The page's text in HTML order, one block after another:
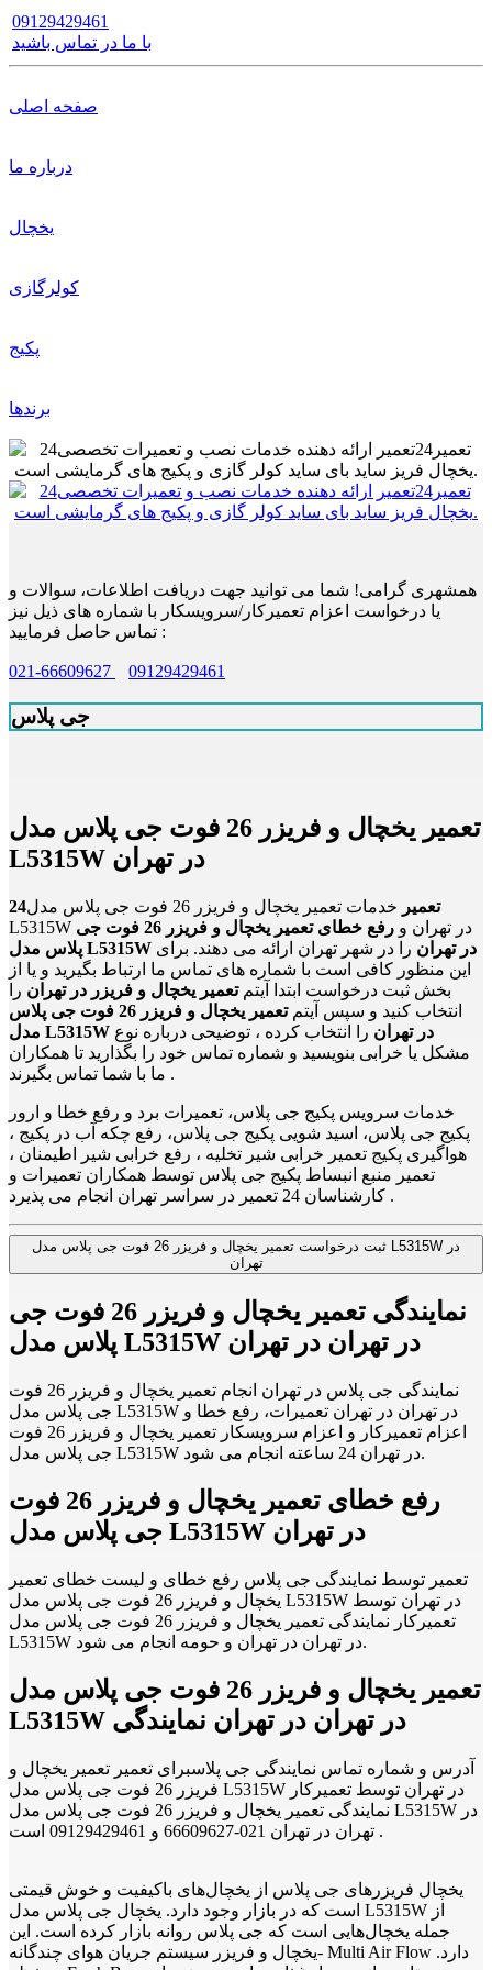
09129429461
با ما در تماس باشید
صفحه اصلی
درباره ما
یخچال
کولرگازی
پکیج
برندها
همشهری گرامی! شما می توانید جهت دریافت اطلاعات، سوالات و
یا درخواست اعزام تعمیرکار/سرویسکار با شماره های ذیل نیز
تماس حاصل فرمایید :
021-66609627 09129429461
جی پلاس
تعمیر یخچال و فریزر 26 فوت جی پلاس مدل
L5315W در تهران
24تعمیر
خدمات تعمیر یخچال و فریزر 26 فوت جی پلاس مدل
L5315W در تهران و
رفع خطای تعمیر یخچال و فریزر 26 فوت جی
پلاس مدل L5315W در تهران را در شهر تهران ارائه می دهند. برای
این منظور کافی است با شماره های تماس ما ارتباط بگیرید و یا از
بخش ثبت درخواست ابتدا آیتمتعمیر یخچال و فریزر در تهران را
انتخاب کنید و سپس آیتم
تعمیر یخچال و فریزر 26 فوت جی پلاس
مدل L5315W در تهران را انتخاب کرده ، توضیحی درباره نوع
مشکل یا خرابی بنویسید و شماره تماس خود را بگذارید تا همکاران
ما با شما تماس بگیرند .
خدمات سرویس پکیج جی پلاس، تعمیرات برد و رفع خطا و ارور
پکیج جی پلاس، اسید شویی پکیج جی پلاس، رفع چکه آب در پکیج ،
هواگیری پکیج تعمیر خرابی شیر تخلیه ، رفع خرابی شیر اطیمنان ،
تعمیر منبع انبساط پکیج جی پلاس توسط همکاران تعمیرات و
کارشناسان 24 تعمیر در سراسر تهران انجام می پذیرد .
ثبت درخواست تعمیر یخچال و فریزر 26 فوت جی پلاس مدل L5315W در
تهران
نمایندگی تعمیر یخچال و فریزر 26 فوت جی
پلاس مدل L5315W در تهران در تهران
نمایندگی جی پلاس در تهران انجام تعمیر یخچال و فریزر 26 فوت
جی پلاس مدل L5315W در تهران در تهران تعمیرات، رفع خطا و
اعزام تعمیرکار و اعزام سرویسکار تعمیر یخچال و فریزر 26 فوت
جی پلاس مدل L5315W در تهران 24 ساعته انجام می شود.
رفع خطای تعمیر یخچال و فریزر 26 فوت
جی پلاس مدل L5315W در تهران
تعمیر توسط نمایندگی جی پلاس رفع خطای و لیست خطای تعمیر
یخچال و فریزر 26 فوت جی پلاس مدل L5315W در تهران توسط
تعمیرکار نمایندگی تعمیر یخچال و فریزر 26 فوت جی پلاس مدل
L5315W در تهران در تهران و حومه انجام می شود.
تعمیر یخچال و فریزر 26 فوت جی پلاس مدل
L5315W در تهران در تهران نمایندگی
آدرس و شماره تماس نمایندگی جی پلاسبرای تعمیر تعمیر یخچال و
فریزر 26 فوت جی پلاس مدل L5315W در تهران توسط تعمیرکار
نمایندگی تعمیر یخچال و فریزر 26 فوت جی پلاس مدل L5315W در
تهران در تهران 021-66609627 و 09129429461 است .
یخچال فریزرهای جی پلاس از یخچال‌های باکیفیت و خوش قیمتی
است که در بازار وجود دارد. یخچال جی پلاس مدل L5315W از
جمله یخچال‌هایی است که جی پلاس روانه بازار کرده است. این
یخچال و فریزر سیستم جریان هوای چندگانه- Multi Air Flow دارد.